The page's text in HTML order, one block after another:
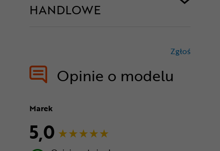
HANDLOWE
Opinie o modelu
Zgłoś
Marek
5,0